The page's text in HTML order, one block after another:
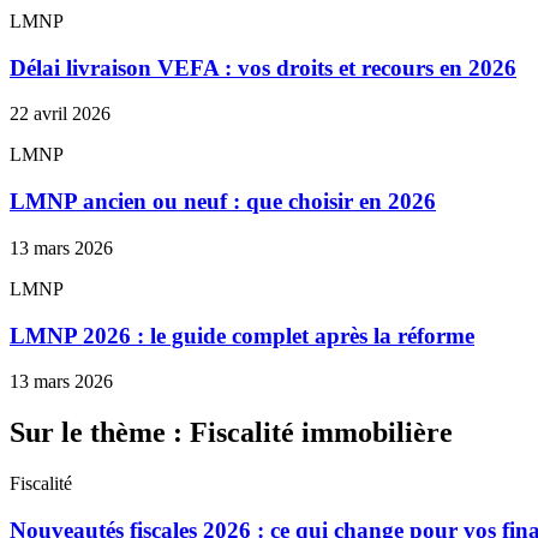
LMNP
Délai livraison VEFA : vos droits et recours en 2026
22 avril 2026
LMNP
LMNP ancien ou neuf : que choisir en 2026
13 mars 2026
LMNP
LMNP 2026 : le guide complet après la réforme
13 mars 2026
Sur le thème : Fiscalité immobilière
Fiscalité
Nouveautés fiscales 2026 : ce qui change pour vos